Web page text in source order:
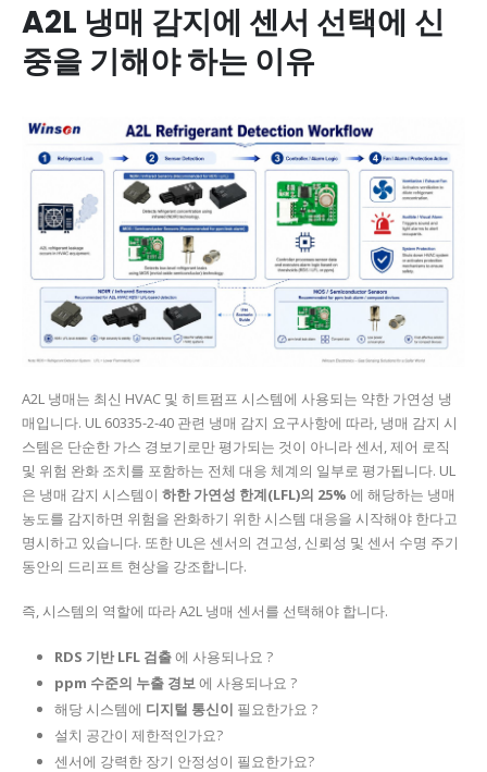
A2L 냉매 감지에 센서 선택에 신
중을 기해야 하는 이유
A2L 냉매는 최신 HVAC 및 히트펌프 시스템에 사용되는 약한 가연성 냉
매입니다. UL 60335-2-40 관련 냉매 감지 요구사항에 따라, 냉매 감지 시
스템은 단순한 가스 경보기로만 평가되는 것이 아니라 센서, 제어 로직
및 위험 완화 조치를 포함하는 전체 대응 체계의 일부로 평가됩니다. UL
은 냉매 감지 시스템이 하한 가연성 한계(LFL)의 25% 에 해당하는 냉매
농도를 감지하면 위험을 완화하기 위한 시스템 대응을 시작해야 한다고
명시하고 있습니다. 또한 UL은 센서의 견고성, 신뢰성 및 센서 수명 주기
동안의 드리프트 현상을 강조합니다.
즉, 시스템의 역할에 따라 A2L 냉매 센서를 선택해야 합니다.
RDS 기반 LFL 검출에 사용되나요 ?
ppm 수준의 누출 경보 에 사용되나요 ?
해당 시스템에 디지털 통신이 필요한가요 ?
설치 공간이 제한적인가요?
센서에 강력한 장기 안정성이 필요한가요?